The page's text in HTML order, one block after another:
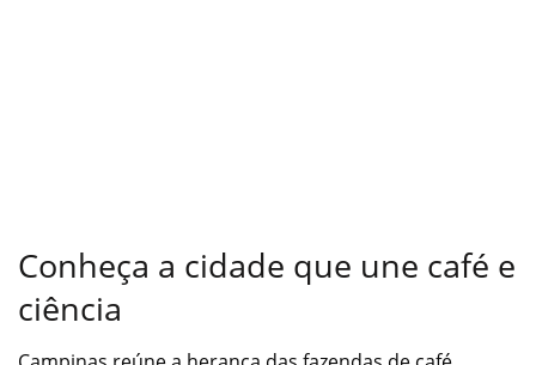
Conheça a cidade que une café e
ciência